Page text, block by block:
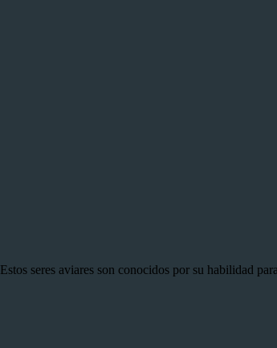
seres aviares son conocidos por su habilidad